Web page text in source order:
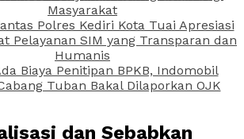
Masyarakat
Polres Kediri Kota Tuai Apresiasi
Pelayanan SIM yang Transparan dan
Humanis
Biaya Penitipan BPKB, Indomobil
Tuban Bakal Dilaporkan OJK
dan Sebabkan